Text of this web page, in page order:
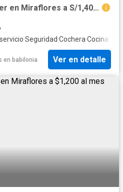
Departamento en alquiler en Miraflores a S/1,400 al mes
·Seguridad·Cochera·Cocina
en babilonia Ver en detalle